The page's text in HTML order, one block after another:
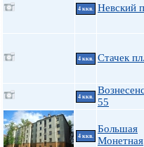
4 ккв. Невский
4 ккв. Стачек
4 ккв.
55
4 ккв.
Большая
Монетная